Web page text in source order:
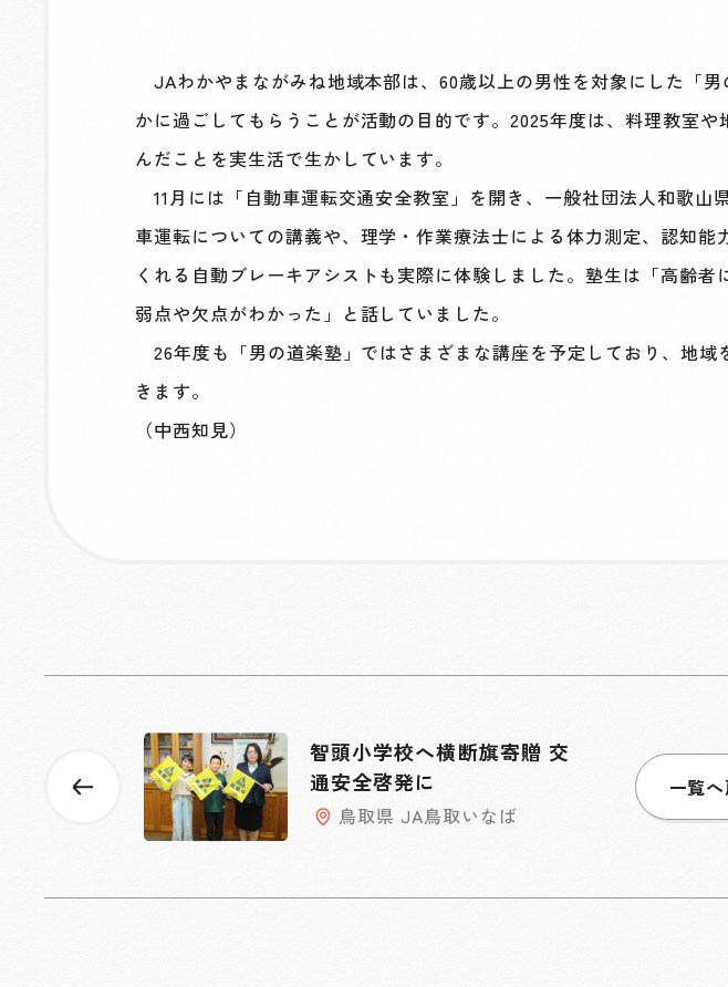
JAわかやまながみね地域本部は、60歳以上の男性を対象にした「
かに過ごしてもらうことが活動の目的です。2025年度は、料理教室
んだことを実生活で生かしています。
11月には「自動車運転交通安全教室」を開き、一般社団法人和歌
車運転についての講義や、理学・作業療法士による体力測定、認知
くれる自動ブレーキアシストも実際に体験しました。塾生は「高齢
弱点や欠点がわかった」と話していました。
26年度も「男の道楽塾」ではさまざまな講座を予定しており、地
きます。
（中西知見）
智頭小学校へ横断旗寄贈 交
通安全啓発に
鳥取県 JA鳥取いなば
一覧